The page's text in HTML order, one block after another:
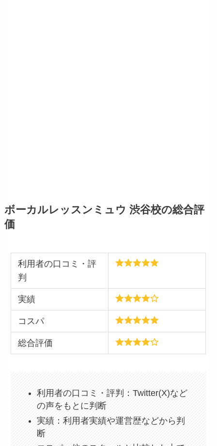
ボーカルレッスンミュウ 渋谷校の総合評
価
利用者の口コミ・評
判
実績
コスパ
総合評価
利用者の口コミ・評判：Twitter(X)など
の声をもとに判断
実績：利用者実績や運営歴などから判
断